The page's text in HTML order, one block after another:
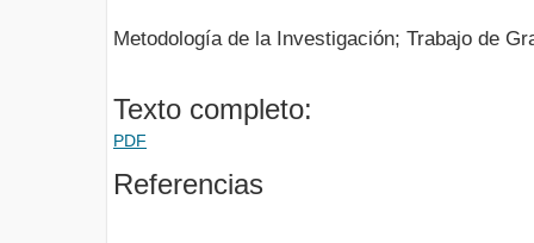
Metodología de la Investigación; Trabajo de
Texto completo:
PDF
Referencias